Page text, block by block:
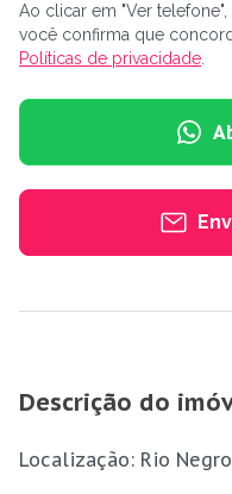
Ao clicar em "Ver telefone",
você confirma que
Políticas de privacidade
Descrição do
Localização: Rio